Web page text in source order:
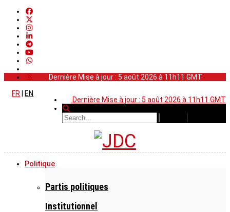
Dernière Mise à jour : 5 août 2026 à 11h11 GMT
Dernière Mise à jour : 5 août 2026 à 11h11 GMT
FR
EN
Politique
Partis politiques
Institutionnel